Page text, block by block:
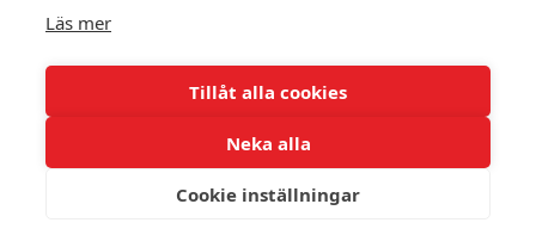
Läs mer
Tillåt alla cookies
Neka alla
Cookie inställningar
första månaden
gratis.
PRENUMERERA
PRENUMERERA
© 2026 Aktuellt i Politiken.